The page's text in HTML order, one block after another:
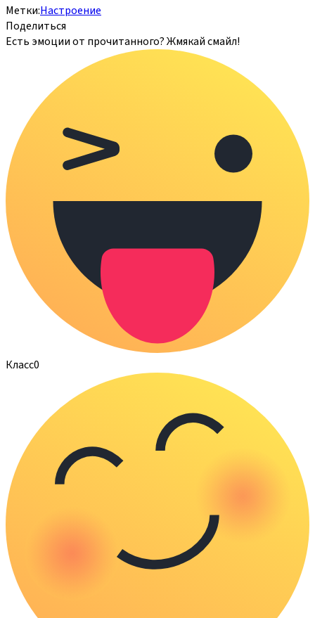
Метки:Настроение
Поделиться
Есть эмоции от прочитанного? Жмякай смайл!
Класс0